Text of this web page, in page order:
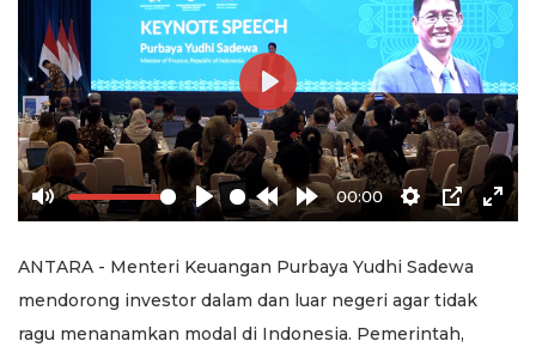
Mute Play
Rewind
10s
Forward
10s
00:00
Settings
PIP
Play
ANTARA - Menteri Keuangan Purbaya Yudhi Sadewa
mendorong investor dalam dan luar negeri agar tidak
ragu menanamkan modal di Indonesia. Pemerintah,